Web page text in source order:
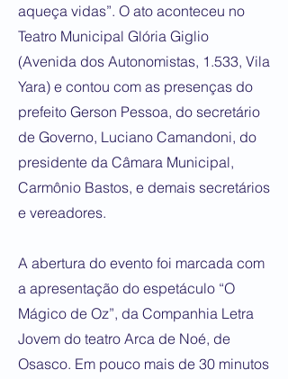
aqueça vidas”. O ato aconteceu no
Teatro Municipal Glória Giglio
(Avenida dos Autonomistas, 1.533, Vila
Yara) e contou com as presenças do
prefeito Gerson Pessoa, do secretário
de Governo, Luciano Camandoni, do
presidente da Câmara Municipal,
Carmônio Bastos, e demais secretários
e vereadores.
A abertura do evento foi marcada com
a apresentação do espetáculo “O
Mágico de Oz”, da Companhia Letra
Jovem do teatro Arca de Noé, de
Osasco. Em pouco mais de 30 minutos